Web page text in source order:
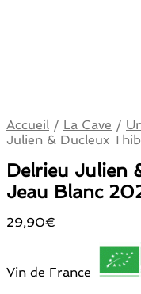
Accueil / La Cave /
Julien & Ducleux
Delrieu Julien
Jeau Blanc
29,90€
Vin de France